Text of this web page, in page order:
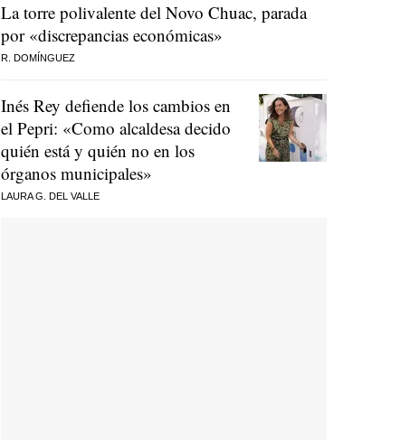
La torre polivalente del Novo Chuac, parada
por «discrepancias económicas»
R. DOMÍNGUEZ
Inés Rey defiende los cambios en
el Pepri: «Como alcaldesa decido
quién está y quién no en los
órganos municipales»
LAURA G. DEL VALLE